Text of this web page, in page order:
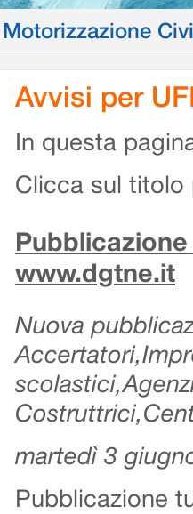
Avvisi per
In questa
Clicca sul titolo
www.dgtne.it
Nuova
martedì 3
Pubblicazione